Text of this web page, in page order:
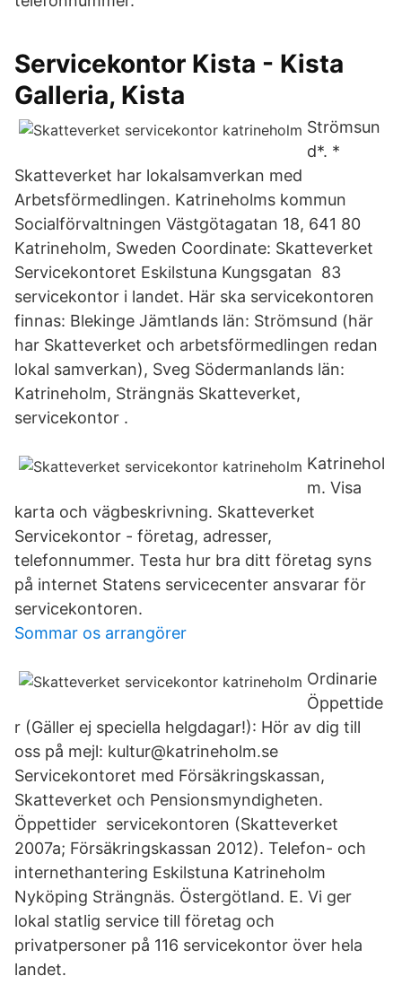
Servicekontor Kista - Kista
Galleria, Kista
Strömsun
d*. *
Skatteverket har lokalsamverkan med
Arbetsförmedlingen. Katrineholms kommun
Socialförvaltningen Västgötagatan 18, 641 80
Katrineholm, Sweden Coordinate: Skatteverket
Servicekontoret Eskilstuna Kungsgatan 83
servicekontor i landet. Här ska servicekontoren
finnas: Blekinge Jämtlands län: Strömsund (här
har Skatteverket och arbetsförmedlingen redan
lokal samverkan), Sveg Södermanlands län:
Katrineholm, Strängnäs Skatteverket,
servicekontor .
Katrinehol
m. Visa
karta och vägbeskrivning. Skatteverket
Servicekontor - företag, adresser,
telefonnummer. Testa hur bra ditt företag syns
på internet Statens servicecenter ansvarar för
servicekontoren.
Sommar os arrangörer
Ordinarie
Öppettide
r (Gäller ej speciella helgdagar!): Hör av dig till
oss på mejl: kultur@katrineholm.se
Servicekontoret med Försäkringskassan,
Skatteverket och Pensionsmyndigheten.
Öppettider servicekontoren (Skatteverket
2007a; Försäkringskassan 2012). Telefon- och
internethantering Eskilstuna Katrineholm
Nyköping Strängnäs. Östergötland. E. Vi ger
lokal statlig service till företag och
privatpersoner på 116 servicekontor över hela
landet.